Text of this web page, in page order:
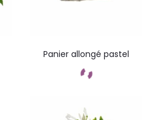
Panier allongé pastel